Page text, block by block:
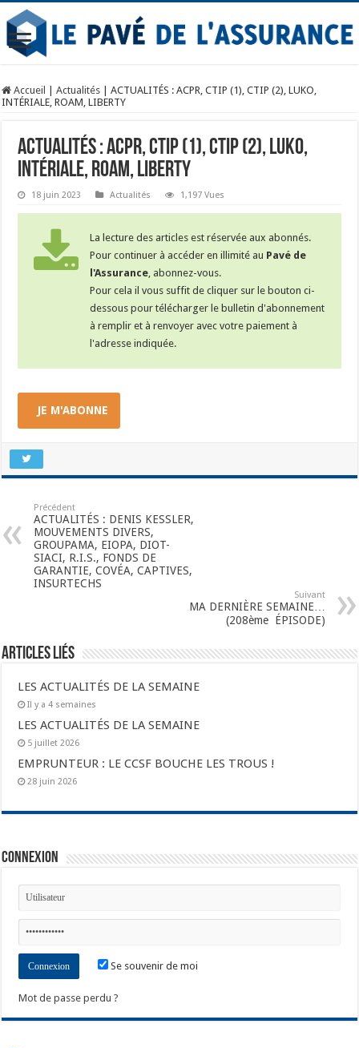
Accueil Actualités
ACTUALITÉS : ACPR, CTIP (1), CTIP (2), LUKO,
INTÉRIALE, ROAM, LIBERTY
ACTUALITÉS : ACPR, CTIP (1), CTIP (2), LUKO,
INTÉRIALE, ROAM, LIBERTY
18 juin 2023 Actualités 1,197 Vues
La lecture des articles est réservée aux abonnés.
Pour continuer à accéder en illimité au Pavé de
l'Assurance , abonnez-vous.
Pour cela il vous suffit de cliquer sur le bouton ci-
dessous pour télécharger le bulletin d'abonnement
à remplir et à renvoyer avec votre paiement à
l'adresse indiquée.
JE M'ABONNE
Précédent
ACTUALITÉS : DENIS KESSLER,
MOUVEMENTS DIVERS,
GROUPAMA, EIOPA, DIOT-
SIACI, R.I.S., FONDS DE
GARANTIE, COVÉA, CAPTIVES,
INSURTECHS
Suivant
MA DERNIÈRE SEMAINE…
(208ème ÉPISODE)
Articles liés
LES ACTUALITÉS DE LA SEMAINE
Il y a 4 semaines
LES ACTUALITÉS DE LA SEMAINE
5 juillet 2026
EMPRUNTEUR : LE CCSF BOUCHE LES TROUS !
28 juin 2026
Connexion
Se souvenir de moi
Mot de passe perdu ?